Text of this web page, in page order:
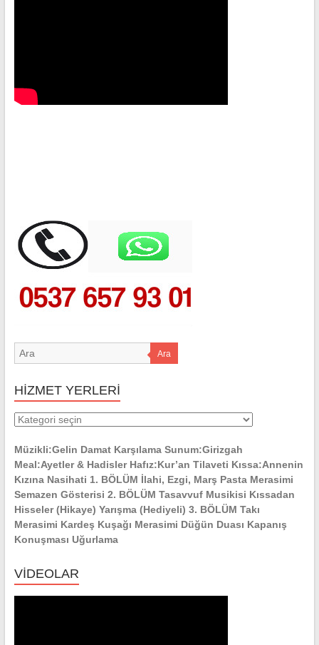
Ara
HİZMET YERLERİ
HİZMET
Müzikli:Gelin Damat Karşılama Sunum:Girizgah
Meal:Ayetler & Hadisler Hafız:Kur’an Tilaveti Kıssa:Annenin
Kızına Nasihati 1. BÖLÜM İlahi, Ezgi, Marş Pasta Merasimi
Semazen Gösterisi 2. BÖLÜM Tasavvuf Musikisi Kıssadan
Hisseler (Hikaye) Yarışma (Hediyeli) 3. BÖLÜM Takı
Merasimi Kardeş Kuşağı Merasimi Düğün Duası Kapanış
Konuşması Uğurlama
VİDEOLAR